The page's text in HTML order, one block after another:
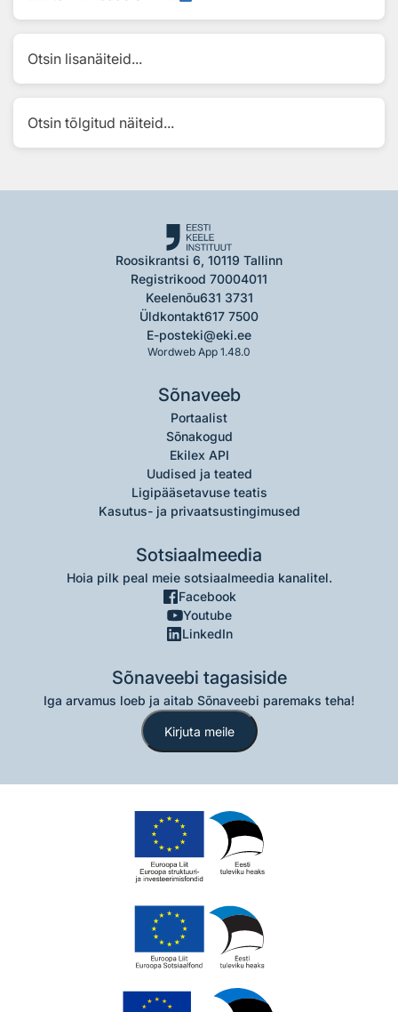
Otsin lisanäiteid...
Otsin tõlgitud näiteid...
Roosikrantsi 6, 10119 Tallinn
Registrikood 70004011
Keelenõu631 3731
Üldkontakt617 7500
E-posteki@eki.ee
Wordweb App 1.48.0
Sõnaveeb
Portaalist
Sõnakogud
Ekilex API
Uudised ja teated
Ligipääsetavuse teatis
Kasutus- ja privaatsustingimused
Sotsiaalmeedia
Hoia pilk peal meie sotsiaalmeedia kanalitel.
Facebook
Youtube
LinkedIn
Sõnaveebi tagasiside
Iga arvamus loeb ja aitab Sõnaveebi paremaks teha!
Kirjuta meile